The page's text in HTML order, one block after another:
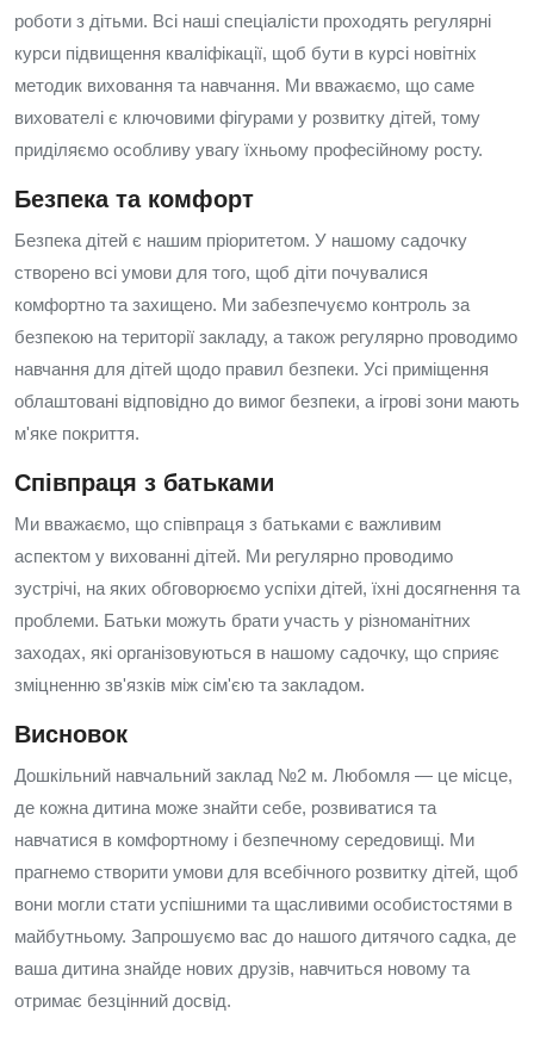
роботи з дітьми. Всі наші спеціалісти проходять регулярні
курси підвищення кваліфікації, щоб бути в курсі новітніх
методик виховання та навчання. Ми вважаємо, що саме
вихователі є ключовими фігурами у розвитку дітей, тому
приділяємо особливу увагу їхньому професійному росту.
Безпека та комфорт
Безпека дітей є нашим пріоритетом. У нашому садочку
створено всі умови для того, щоб діти почувалися
комфортно та захищено. Ми забезпечуємо контроль за
безпекою на території закладу, а також регулярно проводимо
навчання для дітей щодо правил безпеки. Усі приміщення
облаштовані відповідно до вимог безпеки, а ігрові зони мають
м'яке покриття.
Співпраця з батьками
Ми вважаємо, що співпраця з батьками є важливим
аспектом у вихованні дітей. Ми регулярно проводимо
зустрічі, на яких обговорюємо успіхи дітей, їхні досягнення та
проблеми. Батьки можуть брати участь у різноманітних
заходах, які організовуються в нашому садочку, що сприяє
зміцненню зв'язків між сім'єю та закладом.
Висновок
Дошкільний навчальний заклад №2 м. Любомля — це місце,
де кожна дитина може знайти себе, розвиватися та
навчатися в комфортному і безпечному середовищі. Ми
прагнемо створити умови для всебічного розвитку дітей, щоб
вони могли стати успішними та щасливими особистостями в
майбутньому. Запрошуємо вас до нашого дитячого садка, де
ваша дитина знайде нових друзів, навчиться новому та
отримає безцінний досвід.